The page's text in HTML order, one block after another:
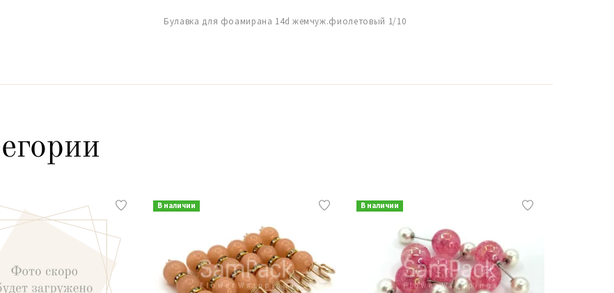
Булавка для фоамирана 14d жемчуж.фиолетовый 1/10
В наличии В наличии